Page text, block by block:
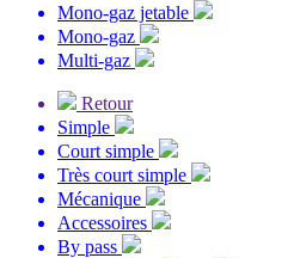
Mono-gaz jetable
Mono-gaz
Multi-gaz
Retour
Simple
Court simple
Très court simple
Mécanique
Accessoires
By pass